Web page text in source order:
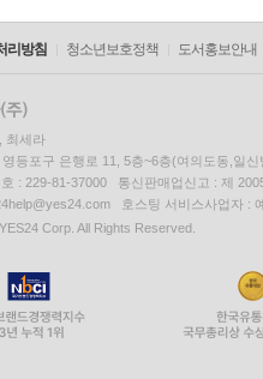
리방침 청소년보호정책 도서홍보안내
최세라
등포구 은행로 11, 5층~6층(여의도동,일신
호 : 229-81-37000 통신판매업신고 : 제
호스팅 서비스사업자 :
Corp. All Rights Reserved.